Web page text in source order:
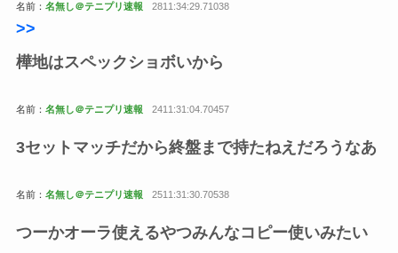
名前： 名無し＠テニプリ速報 2811:34:29.71038
>>
樺地はスペックショボいから
名前： 名無し＠テニプリ速報 2411:31:04.70457
3セットマッチだから終盤まで持たねえだろうなあ
名前： 名無し＠テニプリ速報 2511:31:30.70538
つーかオーラ使えるやつみんなコピー使いみたい